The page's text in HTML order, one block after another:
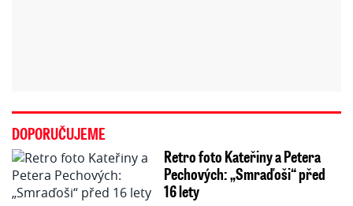
DOPORUČUJEME
Retro foto Kateřiny a Petera
Pechových: „Smraďoši“ před
16 lety